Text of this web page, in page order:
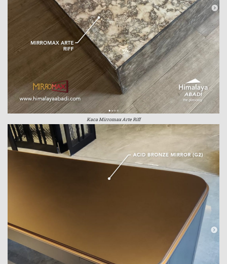
Kaca Mirromax Arte Riff